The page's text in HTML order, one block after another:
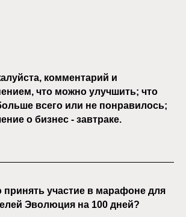
комментарий и
что можно улучшить; что
всего или не понравилось;
о бизнес - завтраке.
принять участие в марафоне для
Эволюция на 100 дней?